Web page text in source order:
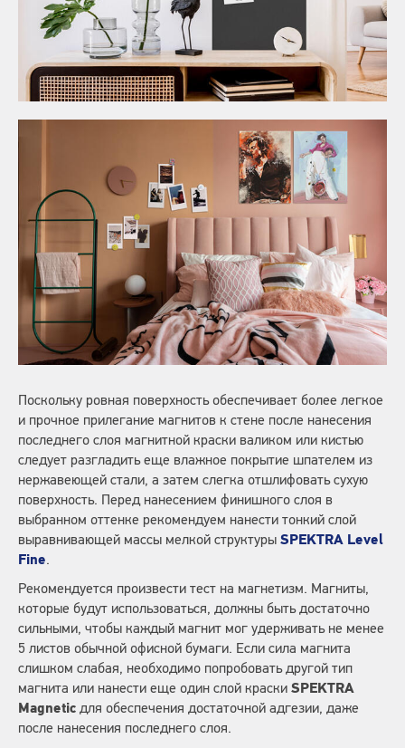
Поскольку ровная поверхность обеспечивает более легкое
и прочное прилегание магнитов к стене после нанесения
последнего слоя магнитной краски валиком или кистью
следует разгладить еще влажное покрытие шпателем из
нержавеющей стали, а затем слегка отшлифовать сухую
поверхность. Перед нанесением финишного слоя в
выбранном оттенке рекомендуем нанести тонкий слой
выравнивающей массы мелкой структуры SPEKTRA Level
Fine.
Рекомендуется произвести тест на магнетизм. Магниты,
которые будут использоваться, должны быть достаточно
сильными, чтобы каждый магнит мог удерживать не менее
5 листов обычной офисной бумаги. Если сила магнита
слишком слабая, необходимо попробовать другой тип
магнита или нанести еще один слой краски SPEKTRA
Magnetic для обеспечения достаточной адгезии, даже
после нанесения последнего слоя.